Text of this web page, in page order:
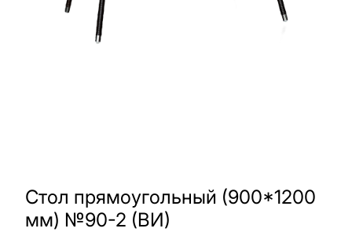
Стол прямоугольный (900*1200
мм) №90-2 (ВИ)